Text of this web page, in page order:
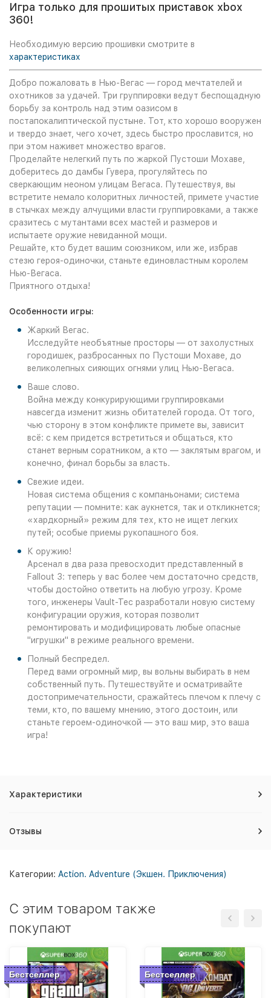
Игра только для прошитых приставок xbox
360!
Необходимую версию прошивки смотрите в
характеристиках
Добро пожаловать в Нью-Вегас — город мечтателей и
охотников за удачей. Три группировки ведут беспощадную
борьбу за контроль над этим оазисом в
постапокалиптической пустыне. Тот, кто хорошо вооружен
и твердо знает, чего хочет, здесь быстро прославится, но
при этом наживет множество врагов.
Проделайте нелегкий путь по жаркой Пустоши Мохаве,
доберитесь до дамбы Гувера, прогуляйтесь по
сверкающим неоном улицам Вегаса. Путешествуя, вы
встретите немало колоритных личностей, примете участие
в стычках между алчущими власти группировками, а также
сразитесь с мутантами всех мастей и размеров и
испытаете оружие невиданной мощи.
Решайте, кто будет вашим союзником, или же, избрав
стезю героя-одиночки, станьте единовластным королем
Нью-Вегаса.
Приятного отдыха!
Особенности игры:
Жаркий Вегас.
Исследуйте необъятные просторы — от захолустных
городишек, разбросанных по Пустоши Мохаве, до
великолепных сияющих огнями улиц Нью-Вегаса.
Ваше слово.
Война между конкурирующими группировками
навсегда изменит жизнь обитателей города. От того,
чью сторону в этом конфликте примете вы, зависит
всё: с кем придется встретиться и общаться, кто
станет верным соратником, а кто — заклятым врагом, и
конечно, финал борьбы за власть.
Свежие идеи.
Новая система общения с компаньонами; система
репутации — помните: как аукнется, так и откликнется;
«хардкорный» режим для тех, кто не ищет легких
путей; особые приемы рукопашного боя.
К оружию!
Арсенал в два раза превосходит представленный в
Fallout 3: теперь у вас более чем достаточно средств,
чтобы достойно ответить на любую угрозу. Кроме
того, инженеры Vault-Tec разработали новую систему
конфигурации оружия, которая позволит
ремонтировать и модифицировать любые опасные
"игрушки" в режиме реального времени.
Полный беспредел.
Перед вами огромный мир, вы вольны выбирать в нем
собственный путь. Путешествуйте и осматривайте
достопримечательности, сражайтесь плечом к плечу с
теми, кто, по вашему мнению, этого достоин, или
станьте героем-одиночкой — это ваш мир, это ваша
игра!
Характеристики
Отзывы
Категории: Action. Adventure (Экшен. Приключения)
C этим товаром также
покупают
Бестселлер Бестселлер